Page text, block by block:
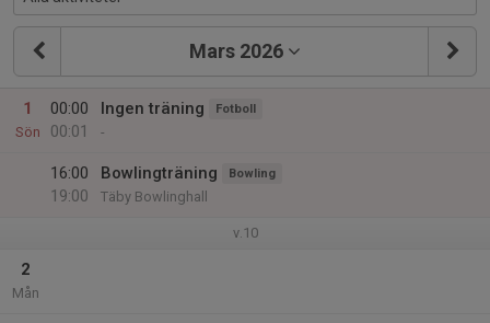
Mars 2026
1
Sön
00:00
00:01
Ingen träning Fotboll
-
16:00
19:00
Bowlingträning Bowling
Täby Bowlinghall
v.10
2
Mån